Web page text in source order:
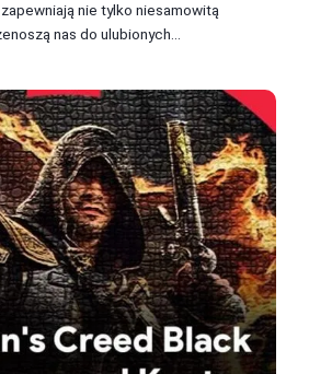
zapewniają nie tylko niesamowitą
nas do ulubionych...